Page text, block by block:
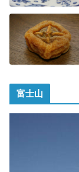
富士山